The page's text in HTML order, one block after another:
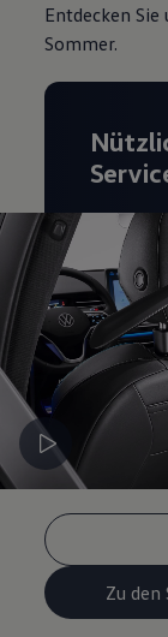
Entdecken
Sommer.
Zu